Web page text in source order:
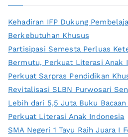
Kehadiran IFP Dukung
Berkebutuhan Khusus
Partisipasi Semesta Perluas
Bermutu, Perkuat Literasi Anak
Perkuat Sarpras Pendidikan
Revitalisasi SLBN Purwosari
Lebih dari 5,5 Juta Buku
Perkuat Literasi Anak Indonesia
SMA Negeri 1 Tayu Raih Juara I